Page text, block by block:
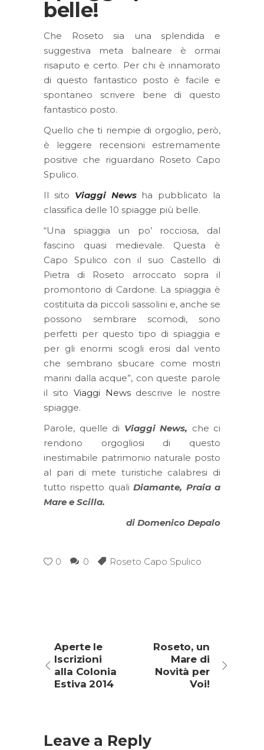
belle!
Che Roseto sia una splendida e
suggestiva meta balneare è ormai
risaputo e certo. Per chi è innamorato
di questo fantastico posto è facile e
spontaneo scrivere bene di questo
fantastico posto.
Quello che ti riempie di orgoglio, però,
è leggere recensioni estremamente
positive che riguardano Roseto Capo
Spulico.
Il sito Viaggi News ha pubblicato la
classifica delle 10 spiagge più belle.
“Una spiaggia un po’ rocciosa, dal
fascino quasi medievale. Questa è
Capo Spulico con il suo Castello di
Pietra di Roseto arroccato sopra il
promontorio di Cardone. La spiaggia è
costituita da piccoli sassolini e, anche se
possono sembrare scomodi, sono
perfetti per questo tipo di spiaggia e
per gli enormi scogli erosi dal vento
che sembrano sbucare come mostri
marini dalla acque”, con queste parole
il sito Viaggi Newsdescrive le nostre
spiagge.
Parole, quelle di Viaggi News, che ci
rendono orgogliosi di questo
inestimabile patrimonio naturale posto
al pari di mete turistiche calabresi di
tutto rispetto qualiDiamante, Praia a
Mare e Scilla.
di Domenico Depalo
0 0 Roseto Capo Spulico
Aperte le
Iscrizioni
alla Colonia
Estiva 2014
Roseto, un
Mare di
Novità per
Voi!
Leave a Reply